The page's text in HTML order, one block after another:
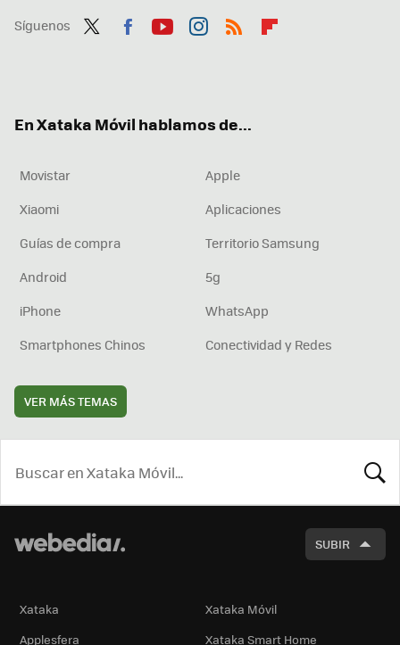
Síguenos
En Xataka Móvil hablamos de...
Movistar
Apple
Xiaomi
Aplicaciones
Guías de compra
Territorio Samsung
Android
5g
iPhone
WhatsApp
Smartphones Chinos
Conectividad y Redes
VER MÁS TEMAS
SUBIR
Xataka
Xataka Móvil
Applesfera
Xataka Smart Home